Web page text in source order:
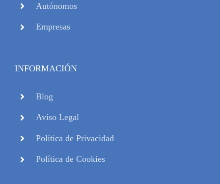
Autónomos
Empresas
INFORMACIÓN
Blog
Aviso Legal
Política de Privacidad
Política de Cookies